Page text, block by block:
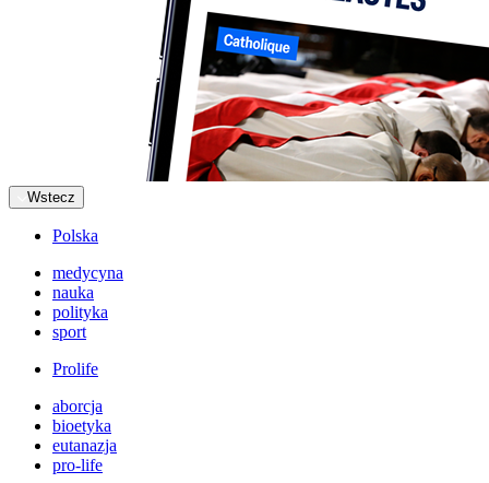
Wstecz
Polska
medycyna
nauka
polityka
sport
Prolife
aborcja
bioetyka
eutanazja
pro-life